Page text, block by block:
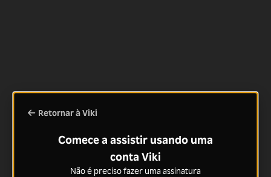
Retornar à Viki
Comece a assistir usando uma
conta Viki
Não é preciso fazer uma assinatura